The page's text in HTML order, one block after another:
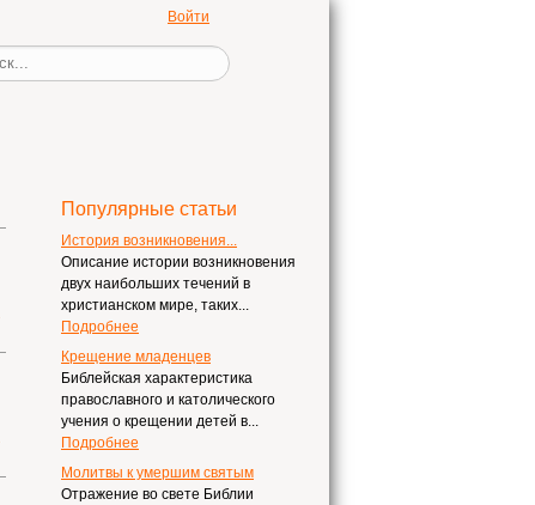
Войти
Популярные статьи
История возникновения...
Описание истории возникновения
двух наибольших течений в
христианском мире, таких...
Подробнее
Крещение младенцев
Библейская характеристика
православного и католического
учения о крещении детей в...
Подробнее
Молитвы к умершим святым
Отражение во свете Библии